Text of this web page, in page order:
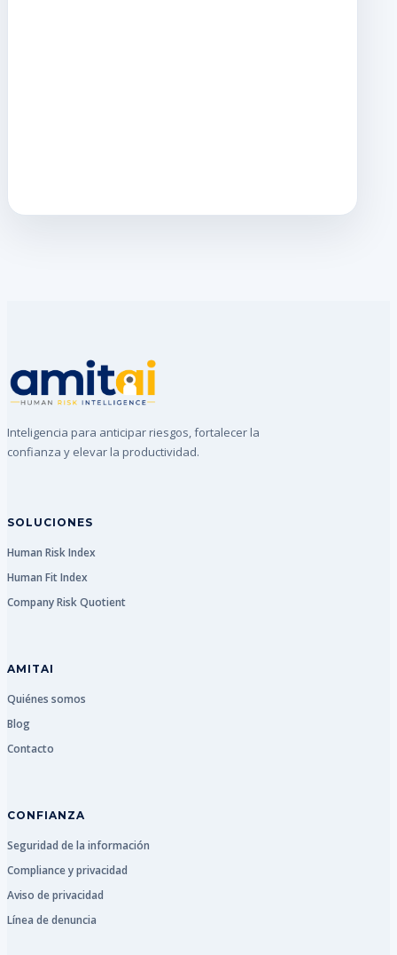
Inteligencia para anticipar riesgos, fortalecer la
confianza y elevar la productividad.
SOLUCIONES
Human Risk Index
Human Fit Index
Company Risk Quotient
AMITAI
Quiénes somos
Blog
Contacto
CONFIANZA
Seguridad de la información
Compliance y privacidad
Aviso de privacidad
Línea de denuncia